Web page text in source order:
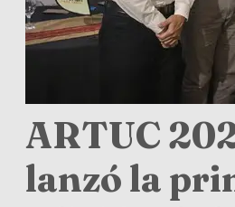
ARTUC
lanzó la